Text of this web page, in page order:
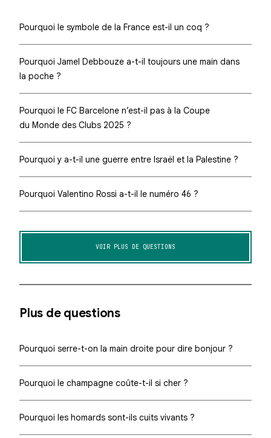
Pourquoi le symbole de la France est-il un coq ?
Pourquoi Jamel Debbouze a-t-il toujours une main dans
la poche ?
Pourquoi le FC Barcelone n’est-il pas à la Coupe
du Monde des Clubs 2025 ?
Pourquoi y a-t-il une guerre entre Israël et la Palestine ?
Pourquoi Valentino Rossi a-t-il le numéro 46 ?
VOIR PLUS DE QUESTIONS
Plus de questions
Pourquoi serre-t-on la main droite pour dire bonjour ?
Pourquoi le champagne coûte-t-il si cher ?
Pourquoi les homards sont-ils cuits vivants ?